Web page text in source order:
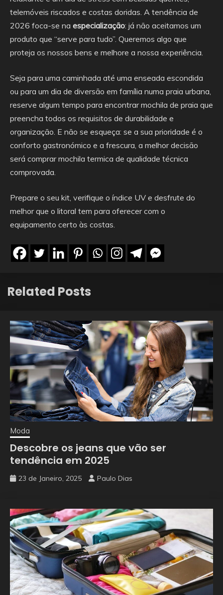
telemóveis riscados e costas doridas. A tendência de
2026 foca-se na especialização: já não aceitamos um
produto que “serve para tudo”. Queremos algo que
proteja os nossos bens e melhore a nossa experiência.
Seja para uma caminhada até uma enseada escondida
ou para um dia de diversão em família numa praia urbana,
reserve algum tempo para encontrar mochila de praia que
preencha todos os requisitos de durabilidade e
organização. E não se esqueça: se a sua prioridade é o
conforto gastronómico e a frescura, a melhor decisão
será comprar mochila termica de qualidade técnica
comprovada.
Prepare o seu kit, verifique o índice UV e desfrute do
melhor que o litoral tem para oferecer com o
equipamento certo às costas.
Related Posts
Moda
Descobre os jeans que vão ser
tendência em 2025
23 de Janeiro, 2025 Paulo Dias